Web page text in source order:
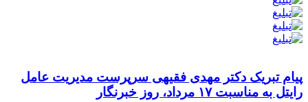
پیام تبریک دکتر مهدی فقیهی سرپرست مدیریت عامل
رایتل به مناسبت ۱۷ مرداد، روز خبرنگار